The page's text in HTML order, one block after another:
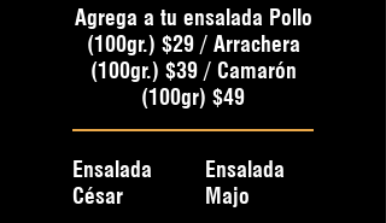
Agrega a tu ensalada Pollo
(100gr.) $29 / Arrachera
(100gr.) $39 / Camarón
(100gr) $49
Ensalada
César
Ensalada
Majo